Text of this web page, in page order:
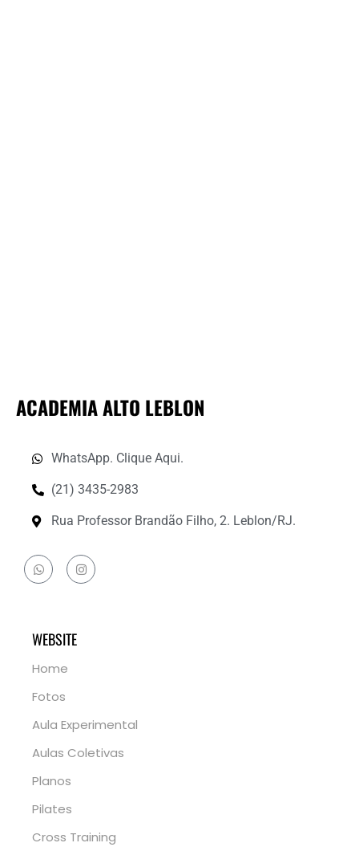
ACADEMIA ALTO LEBLON
WhatsApp. Clique Aqui.
(21) 3435-2983
Rua Professor Brandão Filho, 2. Leblon/RJ.
WEBSITE
Home
Fotos
Aula Experimental
Aulas Coletivas
Planos
Pilates
Cross Training